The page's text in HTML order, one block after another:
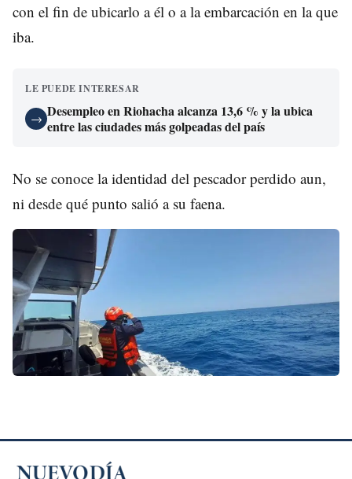
con el fin de ubicarlo a él o a la embarcación en la que
iba.
LE PUEDE INTERESAR
→ Desempleo en Riohacha alcanza 13,6 % y la ubica
entre las ciudades más golpeadas del país
No se conoce la identidad del pescador perdido aun,
ni desde qué punto salió a su faena.